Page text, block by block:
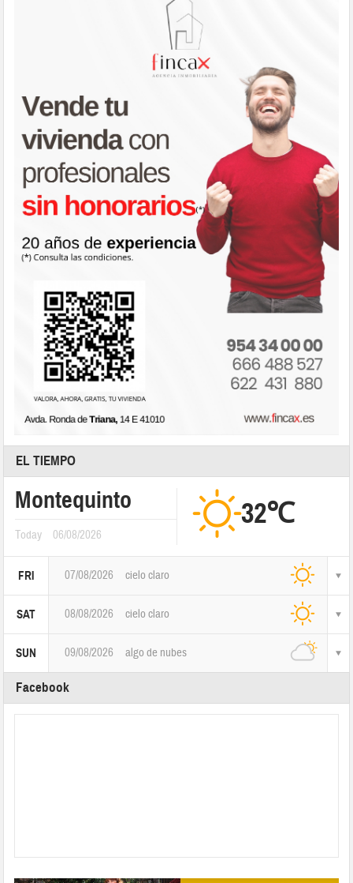
EL TIEMPO
Montequinto
Today 06/08/2026
32℃
FRI 07/08/2026 cielo claro
SAT 08/08/2026 cielo claro
SUN 09/08/2026 algo de nubes
Facebook